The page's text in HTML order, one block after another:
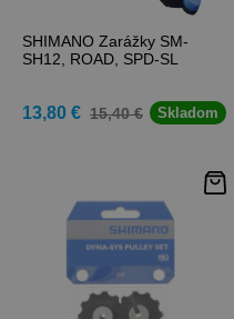
SHIMANO Zarážky SM-
SH12, ROAD, SPD-SL
13,80 € 15,40 € Skladom